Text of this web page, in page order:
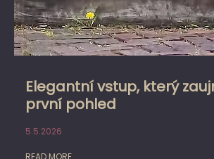
Elegantní vstup, který
první pohled
5.5.2026